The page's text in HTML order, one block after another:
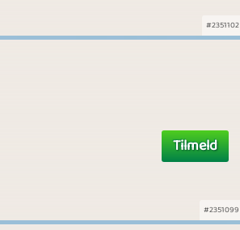
#2351102
Tilmeld
#2351099